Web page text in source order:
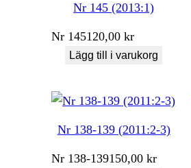
Nr 145 (2013:1)
Nr 145120,00kr
Lägg till i varukorg
Nr 138-139 (2011:2-3)
Nr 138-139150,00kr